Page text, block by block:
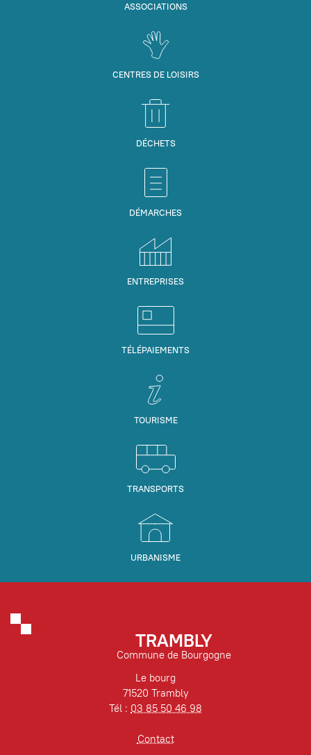
ASSOCIATIONS
CENTRES DE LOISIRS
DÉCHETS
DÉMARCHES
ENTREPRISES
TÉLÉPAIEMENTS
TOURISME
TRANSPORTS
URBANISME
TRAMBLY
Commune de Bourgogne
Le bourg
71520 Trambly
Tél : 03 85 50 46 98
Contact